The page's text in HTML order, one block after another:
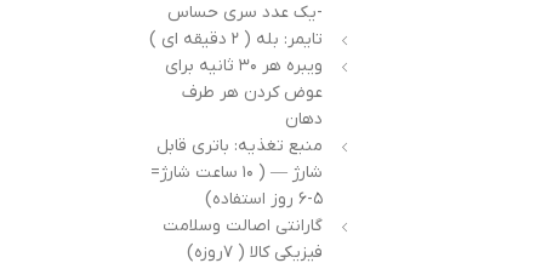
-یک عدد سری حساس
تایمر: بله ( ۲ دقیقه ای )
ویبره هر ۳۰ ثانیه برای
عوض کردن هر طرف
دهان
منبع تغذیه: باتری قابل
شارژ — ( ۱۰ ساعت شارژ=
۵-۶ روز استفاده)
گارانتی اصالت وسلامت
فیزیکی کالا ( ۷روزه)